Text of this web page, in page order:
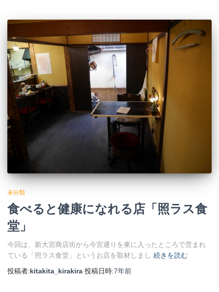
未分類
食べると健康になれる店「照ラス食
堂」
今回は、新大宮商店街から今宮通りを東に入ったところで営まれ
ている「照ラス食堂」というお店を取材しまし 続きを読む
投稿者:kitakita_kirakira 投稿日時:7年前